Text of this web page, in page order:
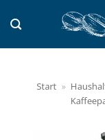
Inhalt
springen
Start »